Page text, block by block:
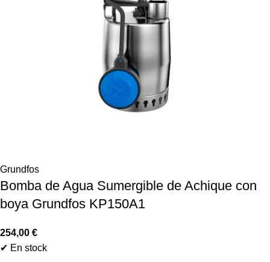
Grundfos
Bomba de Agua Sumergible de Achique con
boya Grundfos KP150A1
254,00 €
✔ En stock